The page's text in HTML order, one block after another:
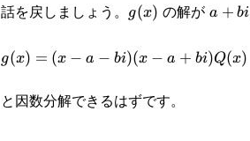
話を戻しましょう。 g(x)
g(x) の解が a+bi
a + bi
g(x)=(x-
g(x) = (x − a − bi)(x − a + bi)Q(x)
と因数分解できるはずです。